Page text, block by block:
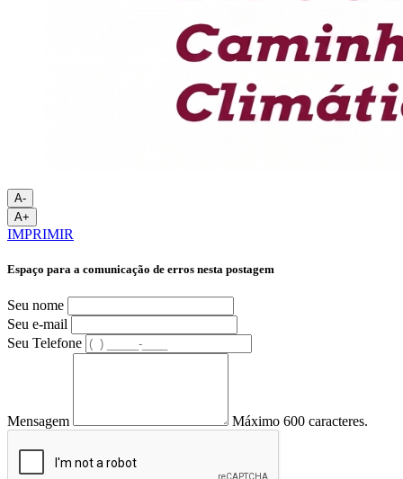
A-
A+
IMPRIMIR
Espaço para a comunicação de erros nesta postagem
Seu nome
Seu e-mail
Seu Telefone
Mensagem Máximo 600 caracteres.